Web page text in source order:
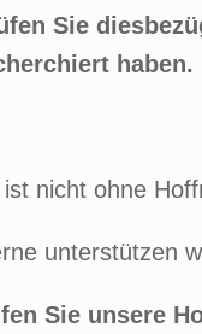
Sie
haben.
ist nicht ohne
unterstützen
Sie unsere